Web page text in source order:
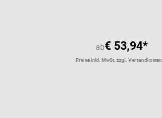
ab€ 53,94*
Preise inkl. MwSt. zzgl. Versandkosten